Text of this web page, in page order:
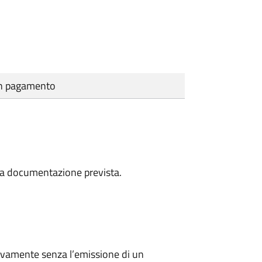
pagamento
documentazione prevista.
senza l’emissione di un